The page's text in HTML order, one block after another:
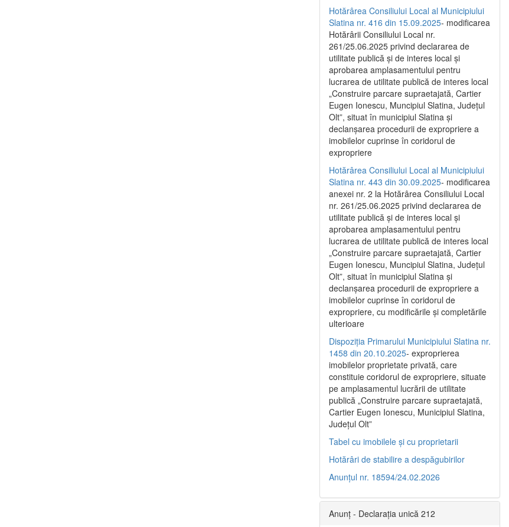
Hotărârea Consiliului Local al Municipiului
Slatina nr. 416 din 15.09.2025- modificarea
Hotărârii Consiliului Local nr.
261/25.06.2025 privind declararea de
utilitate publică și de interes local și
aprobarea amplasamentului pentru
lucrarea de utilitate publică de interes local
„Construire parcare supraetajată, Cartier
Eugen Ionescu, Muncipiul Slatina, Județul
Olt”, situat în municipiul Slatina și
declanșarea procedurii de expropriere a
imobilelor cuprinse în coridorul de
expropriere
Hotărârea Consiliului Local al Municipiului
Slatina nr. 443 din 30.09.2025- modificarea
anexei nr. 2 la Hotărârea Consiliului Local
nr. 261/25.06.2025 privind declararea de
utilitate publică şi de interes local şi
aprobarea amplasamentului pentru
lucrarea de utilitate publică de interes local
„Construire parcare supraetajată, Cartier
Eugen Ionescu, Muncipiul Slatina, Judeţul
Olt”, situat în municipiul Slatina şi
declanşarea procedurii de expropriere a
imobilelor cuprinse în coridorul de
expropriere, cu modificările şi completările
ulterioare
Dispoziția Primarului Municipiului Slatina nr.
1458 din 20.10.2025- exproprierea
imobilelor proprietate privată, care
constituie coridorul de expropriere, situate
pe amplasamentul lucrării de utilitate
publică „Construire parcare supraetajată,
Cartier Eugen Ionescu, Municipiul Slatina,
Județul Olt”
Tabel cu imobilele și cu proprietarii
Hotărâri de stabilire a despăgubirilor
Anunțul nr. 18594/24.02.2026
Anunț - Declarația unică 212